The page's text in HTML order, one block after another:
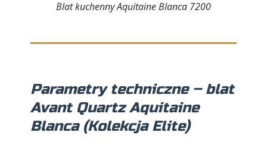
Blat kuchenny Aquitaine Blanca 7200
Parametry techniczne – blat
Avant Quartz Aquitaine
Blanca (Kolekcja Elite)